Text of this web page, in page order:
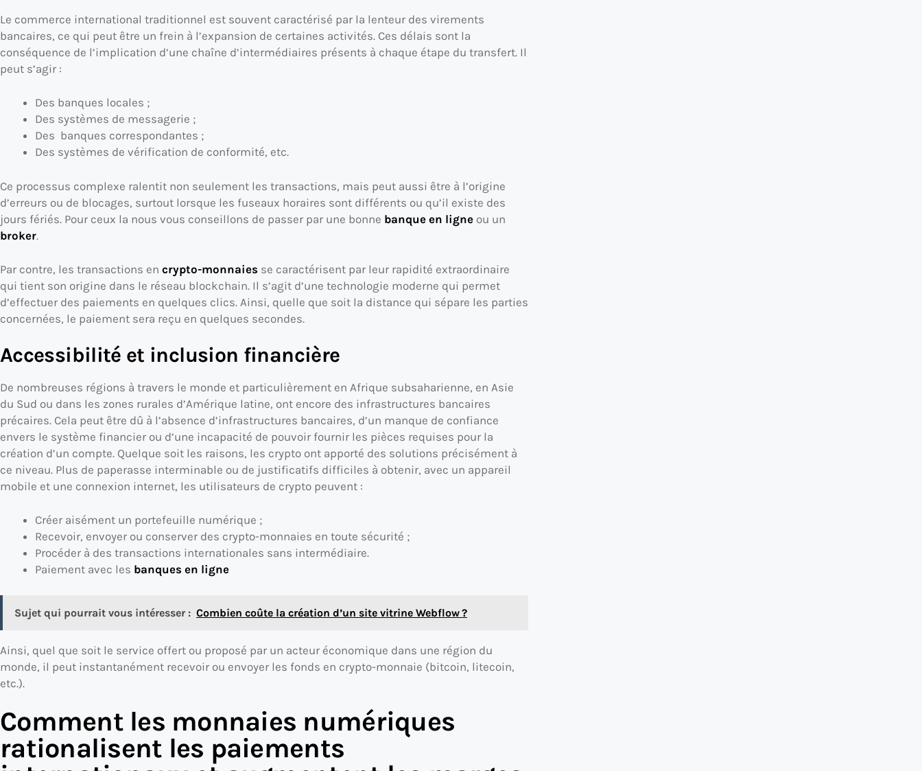
Le commerce international traditionnel est souvent caractérisé par la lenteur des virements
bancaires, ce qui peut être un frein à l’expansion de certaines activités. Ces délais sont la
conséquence de l’implication d’une chaîne d’intermédiaires présents à chaque étape du transfert. Il
peut s’agir :
Des banques locales ;
Des systèmes de messagerie ;
Des banques correspondantes ;
Des systèmes de vérification de conformité, etc.
Ce processus complexe ralentit non seulement les transactions, mais peut aussi être à l’origine
d’erreurs ou de blocages, surtout lorsque les fuseaux horaires sont différents ou qu’il existe des
jours fériés. Pour ceux la nous vous conseillons de passer par une bonne banque en ligne ou un
broker.
Par contre, les transactions en crypto-monnaies se caractérisent par leur rapidité extraordinaire
qui tient son origine dans le réseau blockchain. Il s’agit d’une technologie moderne qui permet
d’effectuer des paiements en quelques clics. Ainsi, quelle que soit la distance qui sépare les parties
concernées, le paiement sera reçu en quelques secondes.
Accessibilité et inclusion financière
De nombreuses régions à travers le monde et particulièrement en Afrique subsaharienne, en Asie
du Sud ou dans les zones rurales d’Amérique latine, ont encore des infrastructures bancaires
précaires. Cela peut être dû à l’absence d’infrastructures bancaires, d’un manque de confiance
envers le système financier ou d’une incapacité de pouvoir fournir les pièces requises pour la
création d’un compte. Quelque soit les raisons, les crypto ont apporté des solutions précisément à
ce niveau. Plus de paperasse interminable ou de justificatifs difficiles à obtenir, avec un appareil
mobile et une connexion internet, les utilisateurs de crypto peuvent :
Créer aisément un portefeuille numérique ;
Recevoir, envoyer ou conserver des crypto-monnaies en toute sécurité ;
Procéder à des transactions internationales sans intermédiaire.
Paiement avec les banques en ligne
Sujet qui pourrait vous intéresser : Combien coûte la création d’un site vitrine Webflow ?
Ainsi, quel que soit le service offert ou proposé par un acteur économique dans une région du
monde, il peut instantanément recevoir ou envoyer les fonds en crypto-monnaie (bitcoin, litecoin,
etc.).
Comment les monnaies numériques
rationalisent les paiements